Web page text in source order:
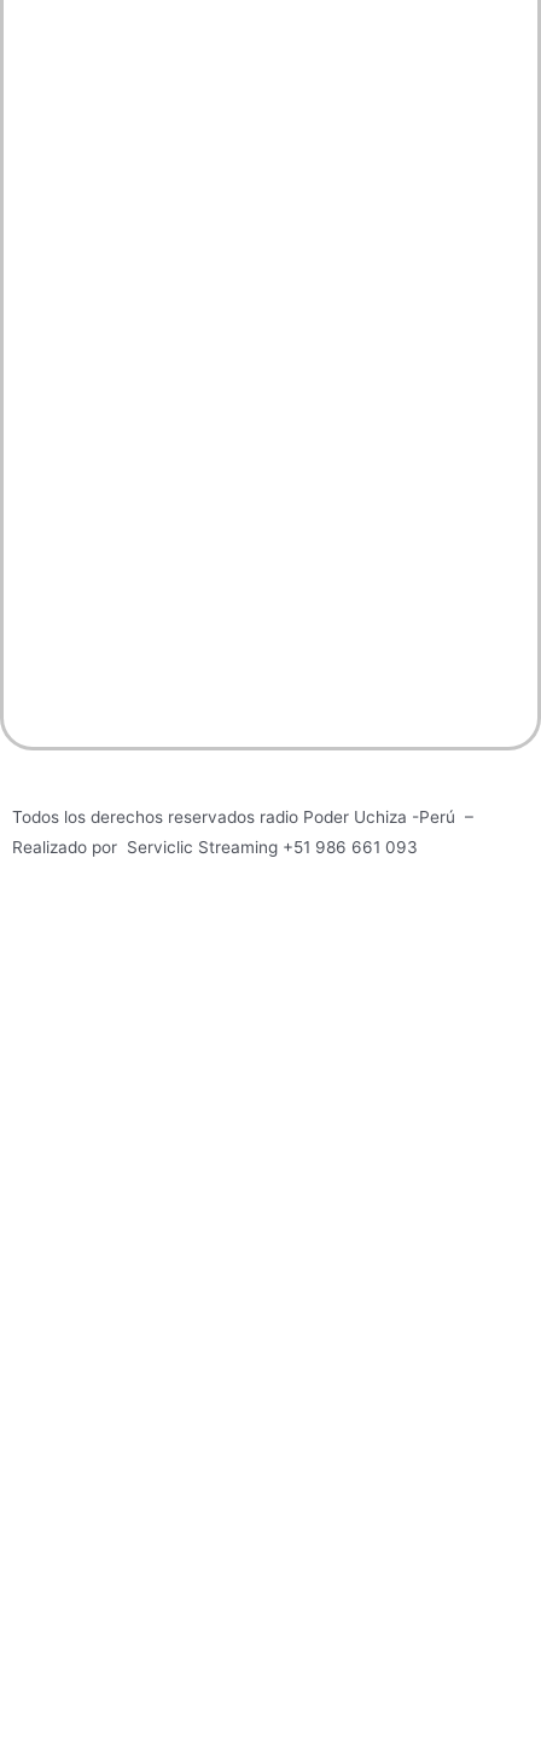
Todos los derechos reservados radio Poder Uchiza -Perú –
Realizado por Serviclic Streaming +51 986 661 093